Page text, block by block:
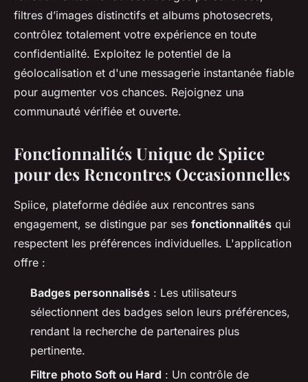
filtres d’images distinctifs et albums photosecrets,
contrôlez totalement votre expérience en toute
confidentialité. Exploitez le potentiel de la
géolocalisation et d'une messagerie instantanée fiable
pour augmenter vos chances. Rejoignez una
communauté vérifiée et ouverte.
Fonctionnalités Unique de Spiice
pour des Rencontres Occasionnelles
Spiice, plateforme dédiée aux rencontres sans
engagement, se distingue par ses fonctionnalités qui
respectent les préférences individuelles. L'application
offre :
Badges personnalisés : Les utilisateurs
sélectionnent des badges selon leurs préférences,
rendant la recherche de partenaires plus
pertinente.
Filtre photo Soft ou Hard : Un contrôle de